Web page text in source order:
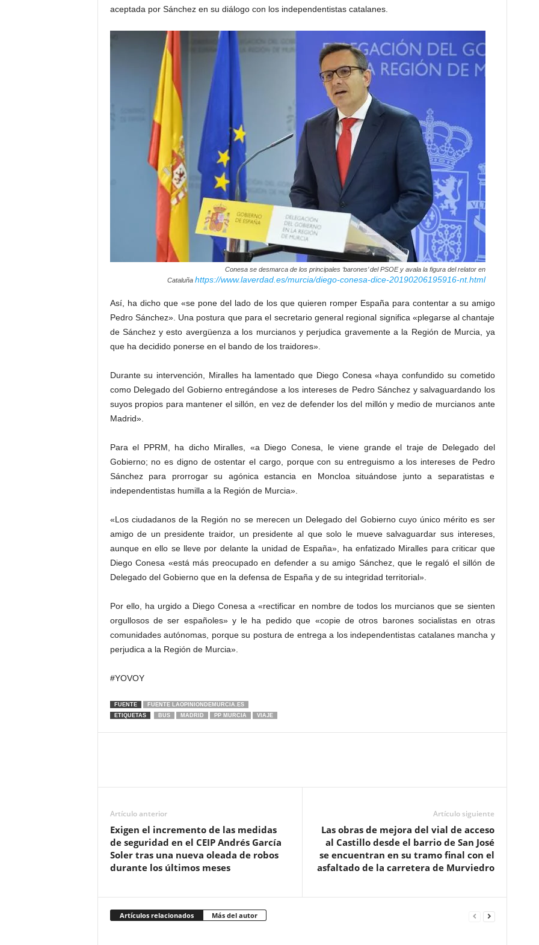
aceptada por Sánchez en su diálogo con los independentistas catalanes.
Conesa se desmarca de los principales ‘barones’ del PSOE y avala la figura del relator en
Cataluña https://www.laverdad.es/murcia/diego-conesa-dice-20190206195916-nt.html
Así, ha dicho que «se pone del lado de los que quieren romper España para contentar a su amigo
Pedro Sánchez». Una postura que para el secretario general regional significa «plegarse al chantaje
de Sánchez y esto avergüenza a los murcianos y perjudica gravemente a la Región de Murcia, ya
que ha decidido ponerse en el bando de los traidores».
Durante su intervención, Miralles ha lamentado que Diego Conesa «haya confundido su cometido
como Delegado del Gobierno entregándose a los intereses de Pedro Sánchez y salvaguardando los
suyos propios para mantener el sillón, en vez de defender los del millón y medio de murcianos ante
Madrid».
Para el PPRM, ha dicho Miralles, «a Diego Conesa, le viene grande el traje de Delegado del
Gobierno; no es digno de ostentar el cargo, porque con su entreguismo a los intereses de Pedro
Sánchez para prorrogar su agónica estancia en Moncloa situándose junto a separatistas e
independentistas humilla a la Región de Murcia».
«Los ciudadanos de la Región no se merecen un Delegado del Gobierno cuyo único mérito es ser
amigo de un presidente traidor, un presidente al que solo le mueve salvaguardar sus intereses,
aunque en ello se lleve por delante la unidad de España», ha enfatizado Miralles para criticar que
Diego Conesa «está más preocupado en defender a su amigo Sánchez, que le regaló el sillón de
Delegado del Gobierno que en la defensa de España y de su integridad territorial».
Por ello, ha urgido a Diego Conesa a «rectificar en nombre de todos los murcianos que se sienten
orgullosos de ser españoles» y le ha pedido que «copie de otros barones socialistas en otras
comunidades autónomas, porque su postura de entrega a los independentistas catalanes mancha y
perjudica a la Región de Murcia».
#YOVOY
FUENTE
FUENTE LAOPINIONDEMURCIA.ES
ETIQUETAS
BUS MADRID PP MURCIA VIAJE
Artículo anterior
Exigen el incremento de las medidas
de seguridad en el CEIP Andrés García
Soler tras una nueva oleada de robos
durante los últimos meses
Artículo siguiente
Las obras de mejora del vial de acceso
al Castillo desde el barrio de San José
se encuentran en su tramo final con el
asfaltado de la carretera de Murviedro
Artículos relacionados Más del autor